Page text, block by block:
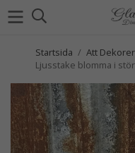
Startsida / Att
Ljusstake blomma i